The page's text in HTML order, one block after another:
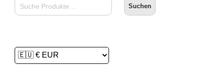
Suchen